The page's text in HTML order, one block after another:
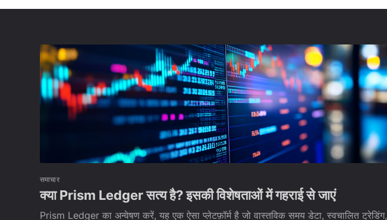
समाचार
क्या Prism Ledger सत्य है? इसकी विशेषताओं में गहराई से जाएं
Prism Ledger का अन्वेषण करें, यह एक ऐसा प्लेटफ़ॉर्म है जो वास्तविक समय डेटा, स्वचालित ट्रेडिंग,